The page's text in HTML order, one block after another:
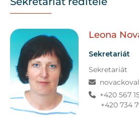
Leona
Sekretariát
Sekretariát
+420 567
+420 734